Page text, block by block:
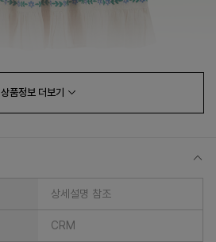
상품정보 더보기
상세설명 참조
CRM